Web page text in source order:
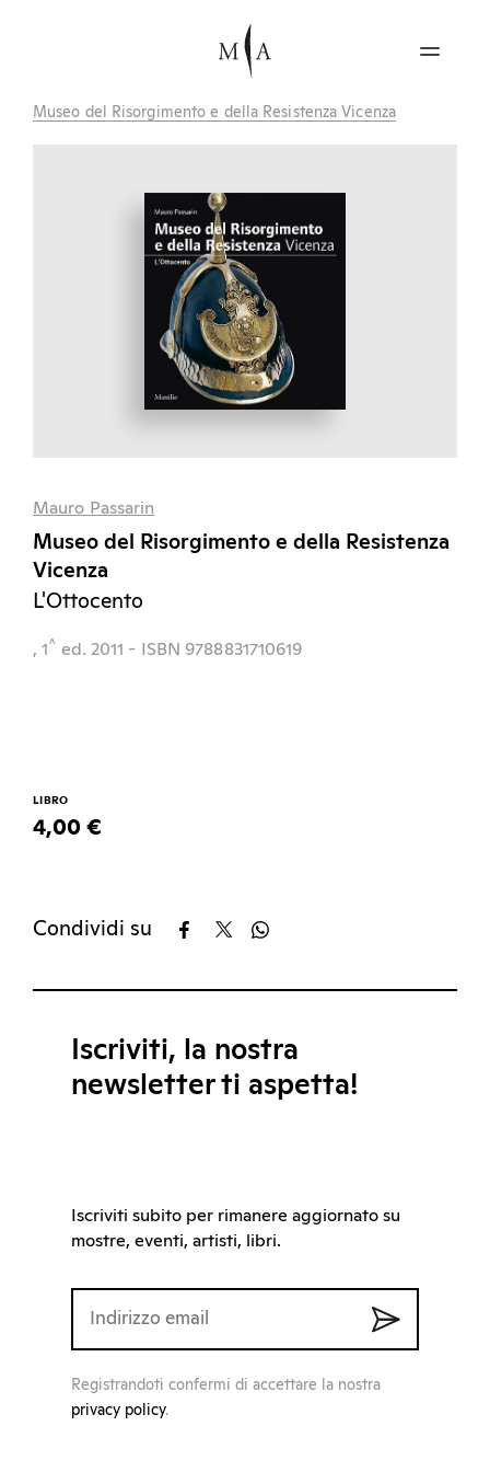
Museo del Risorgimento e della Resistenza Vicenza
Mauro Passarin
Museo del Risorgimento e della Resistenza
Vicenza
L'Ottocento
, 1^ ed. 2011 - ISBN 9788831710619
LIBRO
4,00 €
Condividi su
Iscriviti, la nostra
newsletter ti aspetta!
Iscriviti subito per rimanere aggiornato su
mostre, eventi, artisti, libri.
Registrandoti confermi di accettare la nostra
privacy policy.